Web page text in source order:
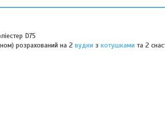
D75
розрахований на 2 вудки з котушками та 2